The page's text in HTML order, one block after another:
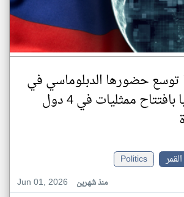
توسع حضورها الدبلوماسي في
إفريقيا بافتتاح ممثليات في 4 دول
Politics
Jun 01, 2026
منذ شهرين